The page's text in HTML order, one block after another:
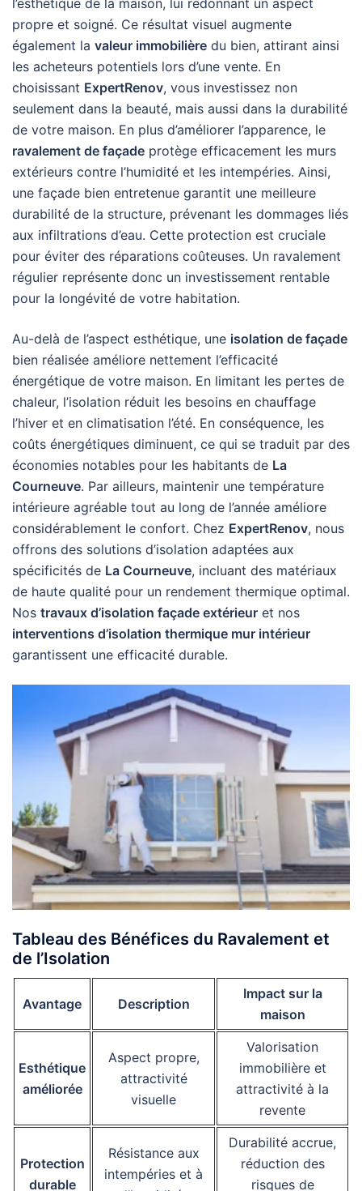
propre et soigné. Ce résultat visuel augmente
également la valeur immobilière du bien, attirant ainsi
les acheteurs potentiels lors d’une vente. En
choisissant ExpertRenov, vous investissez non
seulement dans la beauté, mais aussi dans la durabilité
de votre maison. En plus d’améliorer l’apparence, le
ravalement de façade protège efficacement les murs
extérieurs contre l’humidité et les intempéries. Ainsi,
une façade bien entretenue garantit une meilleure
durabilité de la structure, prévenant les dommages liés
aux infiltrations d’eau. Cette protection est cruciale
pour éviter des réparations coûteuses. Un ravalement
régulier représente donc un investissement rentable
pour la longévité de votre habitation.
Au-delà de l’aspect esthétique, une isolation de façade
bien réalisée améliore nettement l’efficacité
énergétique de votre maison. En limitant les pertes de
chaleur, l’isolation réduit les besoins en chauffage
l’hiver et en climatisation l’été. En conséquence, les
coûts énergétiques diminuent, ce qui se traduit par des
économies notables pour les habitants de La
Courneuve. Par ailleurs, maintenir une température
intérieure agréable tout au long de l’année améliore
considérablement le confort. Chez ExpertRenov, nous
offrons des solutions d’isolation adaptées aux
spécificités de La Courneuve, incluant des matériaux
de haute qualité pour un rendement thermique optimal.
Nos travaux d’isolation façade extérieur et nos
interventions d’isolation thermique mur intérieur
garantissent une efficacité durable.
Tableau des Bénéfices du Ravalement et
de l’Isolation
Avantage Description
Impact sur la
maison
Esthétique
améliorée
Aspect propre,
attractivité
visuelle
Valorisation
immobilière et
attractivité à la
revente
Protection
durable
Résistance aux
intempéries et à
Durabilité accrue,
réduction des
risques de